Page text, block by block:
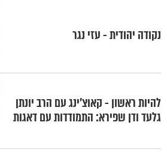
נקודה יהודית - עזי נגר
להיות ראשון - קאוצ’ינג עם הרב יונתן
גלעד ודן שפירא: התמודדות עם דאגות